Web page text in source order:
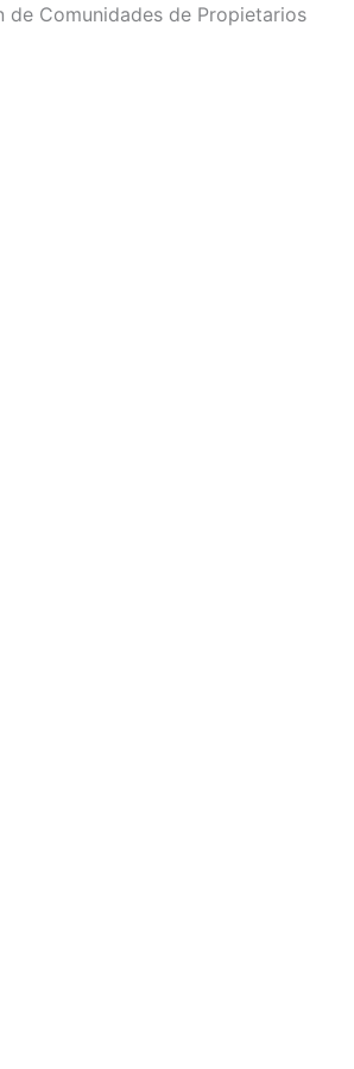
de Comunidades de Propietarios